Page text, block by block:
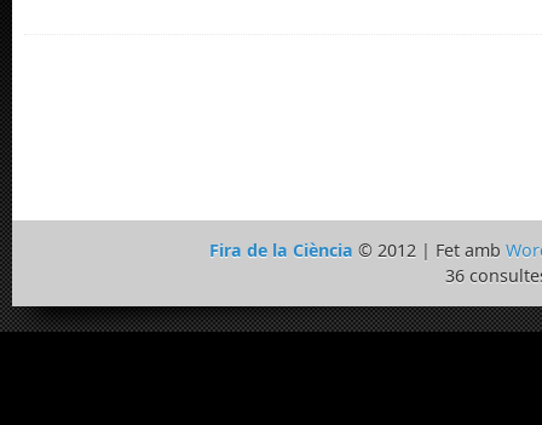
Fira de la Ciència © 2012 | Fet amb
36